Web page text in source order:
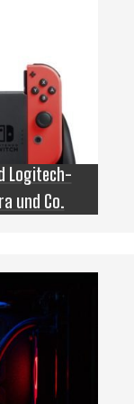
Logitech-
und Co.